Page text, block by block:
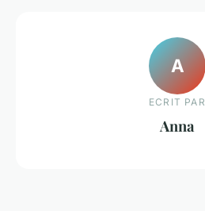
A
ECRIT PAR
Anna